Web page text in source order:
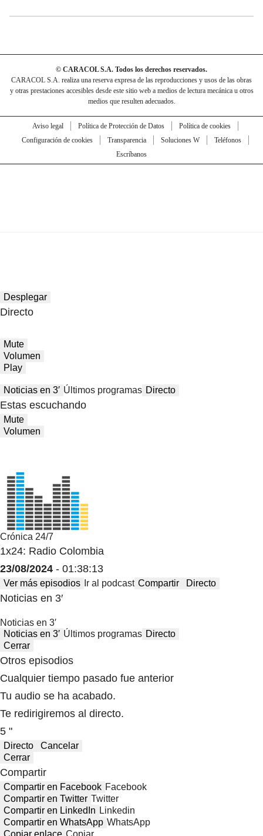
© CARACOL S.A. Todos los derechos reservados.
CARACOL S.A. realiza una reserva expresa de las reproducciones y usos de las obras
y otras prestaciones accesibles desde este sitio web a medios de lectura mecánica u otros
medios que resulten adecuados.
Aviso legal Política de Protección de Datos
Política de cookies
Configuración de cookies
Transparencia Soluciones W
Teléfonos
Escríbanos
Desplegar
Directo
Mute
Volumen
Play
Noticias en 3′ Últimos programas Directo
Estas escuchando
Mute
Volumen
Crónica 24/7
1x24: Radio Colombia
23/08/2024 - 01:38:13
Ver más episodios Ir al podcast Compartir Directo
Noticias en 3′
Noticias en 3′
Noticias en 3′ Últimos programas Directo
Cerrar
Otros episodios
Cualquier tiempo pasado fue anterior
Tu audio se ha acabado.
Te redirigiremos al directo.
5 "
Directo
Cancelar
Cerrar
Compartir
Compartir en Facebook Facebook
Compartir en Twitter Twitter
Compartir en LinkedIn Linkedin
Compartir en WhatsApp WhatsApp
Copiar enlace Copiar